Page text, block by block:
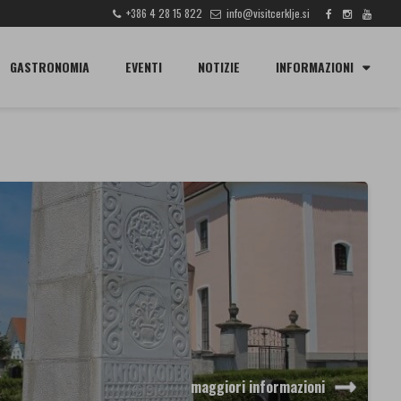
+386 4 28 15 822 info@visitcerklje.si
GASTRONOMIA EVENTI NOTIZIE INFORMAZIONI
maggiori informazioni